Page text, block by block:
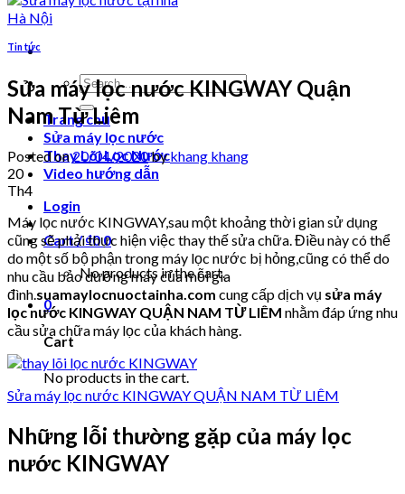
Search
for:
Trang chủ
Sửa máy lọc nước
Thay Lõi Lọc Nước
Video hướng dẫn
Login
Cart /₫00
No products in the cart.
0
Cart
No products in the cart.
Tin tức
Sửa máy lọc nước KINGWAY Quận
Nam Từ Liêm
Posted on20/04/2020bykhang khang
20
Th4
Máy lọc nước KINGWAY,sau một khoảng thời gian sử dụng
cũng sẽ phải thực hiện việc thay thế sửa chữa. Điều này có thể
do một số bộ phận trong máy lọc nước bị hỏng,cũng có thể do
nhu cầu bảo dưỡng máy của mỗi gia
đình.suamaylocnuoctainha.com cung cấp dịch vụ sửa máy
lọc nước KINGWAY QUẬN NAM TỪ LIÊM nhằm đáp ứng nhu
cầu sửa chữa máy lọc của khách hàng.
Sửa máy lọc nước KINGWAY QUẬN NAM TỪ LIÊM
Những lỗi thường gặp của máy lọc
nước KINGWAY